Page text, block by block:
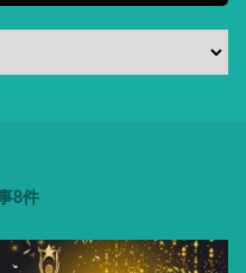
8件